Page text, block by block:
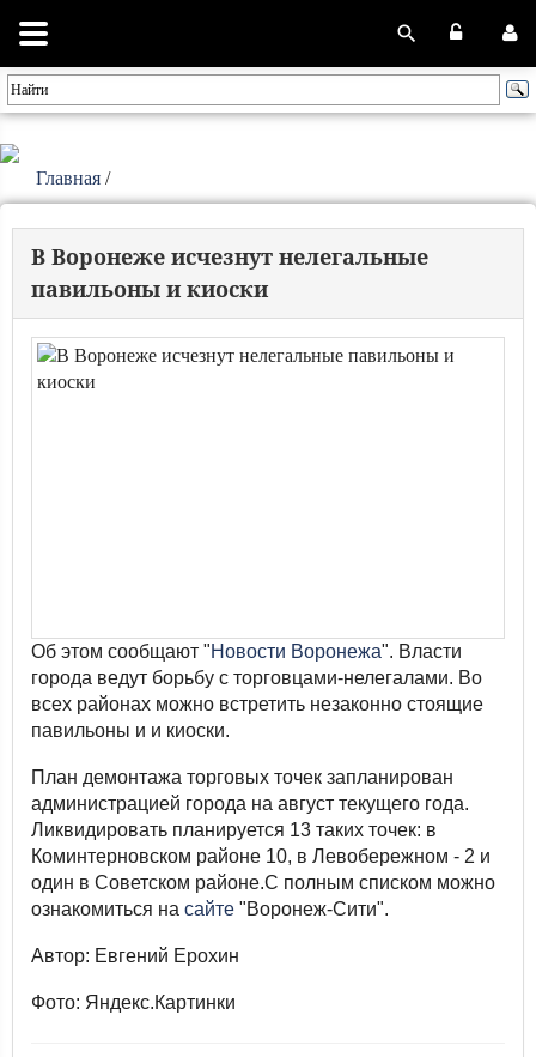
Главная /
В Воронеже исчезнут нелегальные
павильоны и киоски
Об этом сообщают "Новости Воронежа". Власти
города ведут борьбу с торговцами-нелегалами. Во
всех районах можно встретить незаконно стоящие
павильоны и и киоски.
План демонтажа торговых точек запланирован
администрацией города на август текущего года.
Ликвидировать планируется 13 таких точек: в
Коминтерновском районе 10, в Левобережном - 2 и
один в Советском районе.С полным списком можно
ознакомиться на сайте "Воронеж-Сити".
Автор: Евгений Ерохин
Фото: Яндекс.Картинки